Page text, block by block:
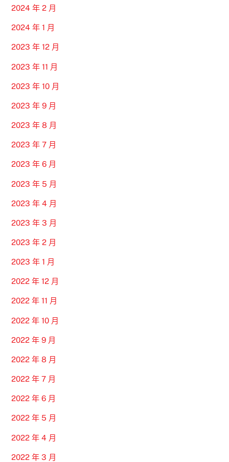
2024 年 2 月
2024 年 1 月
2023 年 12 月
2023 年 11 月
2023 年 10 月
2023 年 9 月
2023 年 8 月
2023 年 7 月
2023 年 6 月
2023 年 5 月
2023 年 4 月
2023 年 3 月
2023 年 2 月
2023 年 1 月
2022 年 12 月
2022 年 11 月
2022 年 10 月
2022 年 9 月
2022 年 8 月
2022 年 7 月
2022 年 6 月
2022 年 5 月
2022 年 4 月
2022 年 3 月